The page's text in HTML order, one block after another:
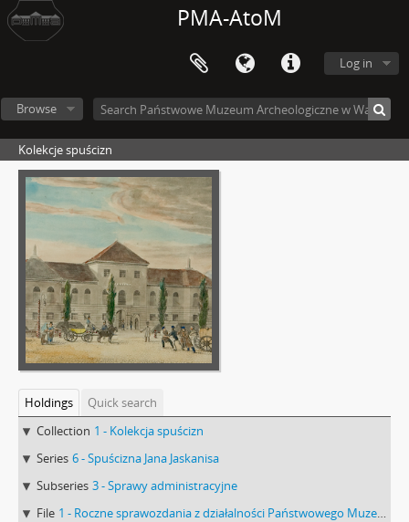
PMA-AtoM
Log in
Browse
Kolekcje spuścizn
Holdings
Quick search
Collection 1 - Kolekcja spuścizn
Series 6 - Spuścizna Jana Jaskanisa
Subseries 3 - Sprawy administracyjne
File 1 - Roczne sprawozdania z działalności Państwowego Muzeum Archeologicznego